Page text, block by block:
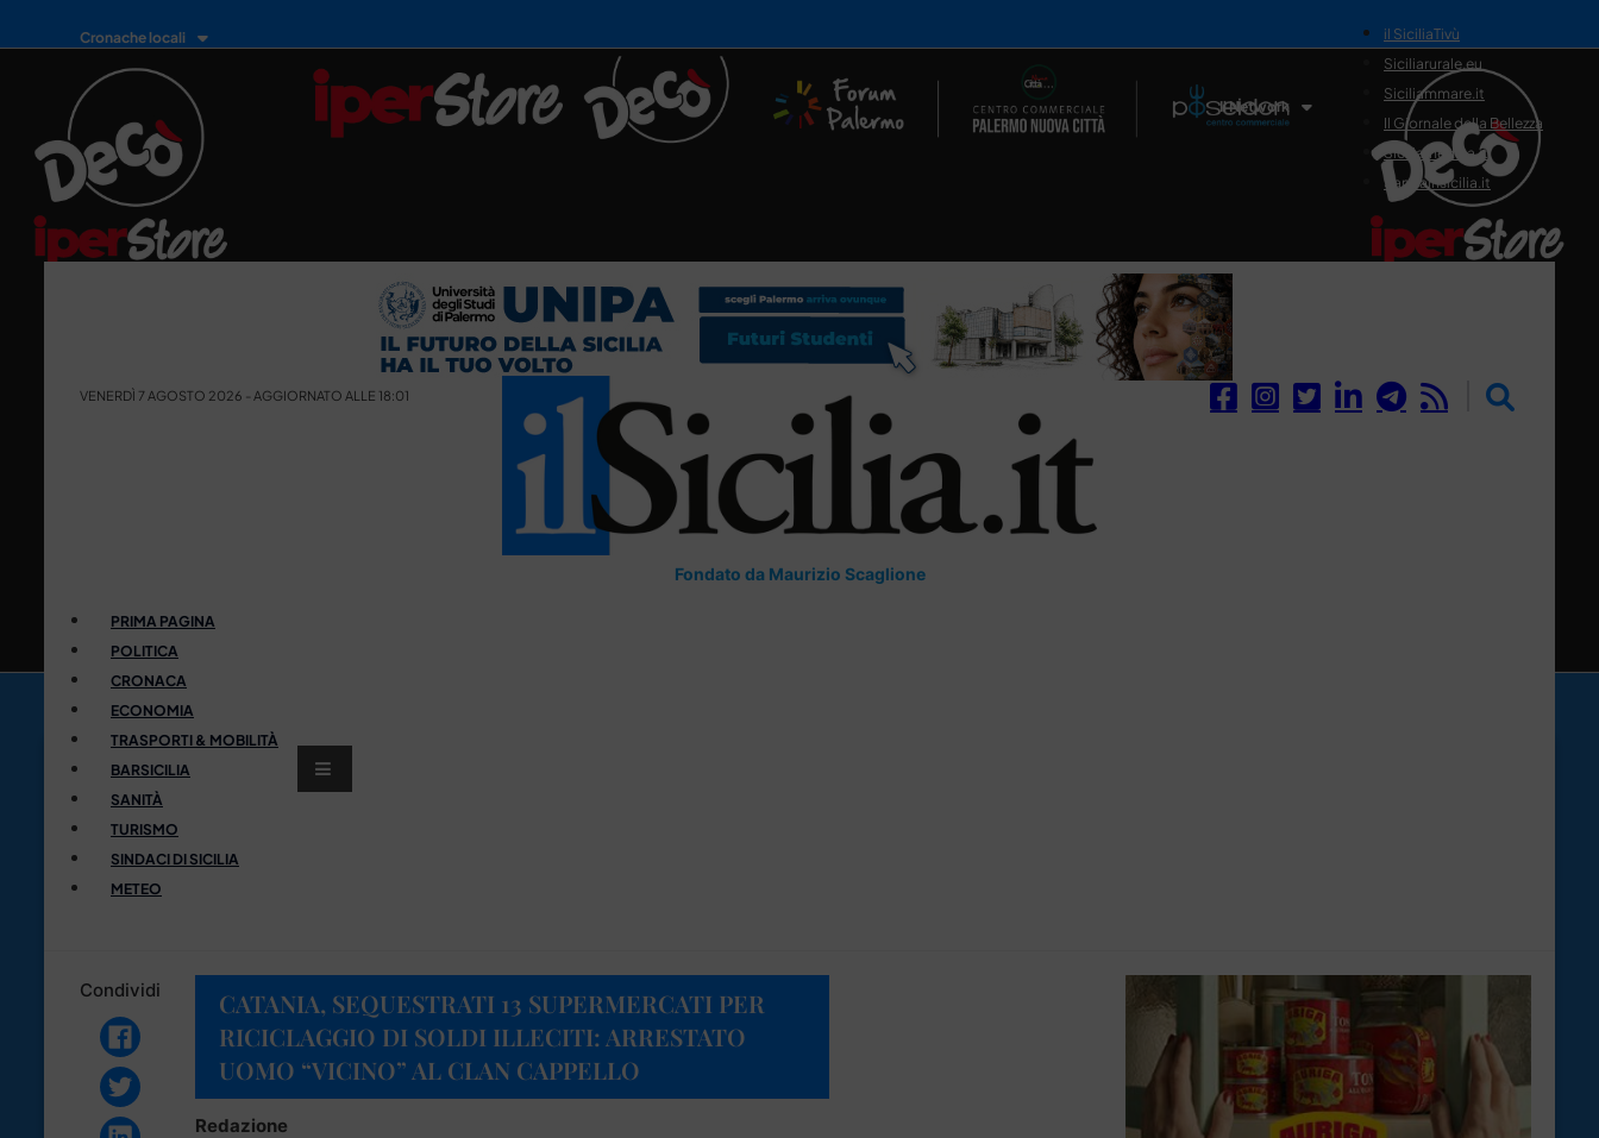
Cronache locali
Il Network
il SiciliaTivù
Siciliarurale.eu
Siciliammare.it
Il Giornale della Bellezza
Siciliamedica.it
Sanitainsicilia.it
VENERDÌ 7 AGOSTO 2026 - AGGIORNATO ALLE 18:01
Fondato da Maurizio Scaglione
PRIMA PAGINA
POLITICA
CRONACA
ECONOMIA
TRASPORTI & MOBILITÀ
BARSICILIA
SANITÀ
TURISMO
SINDACI DI SICILIA
METEO
Condividi
CATANIA, SEQUESTRATI 13 SUPERMERCATI PER
RICICLAGGIO DI SOLDI ILLECITI: ARRESTATO
UOMO “VICINO” AL CLAN CAPPELLO
Redazione